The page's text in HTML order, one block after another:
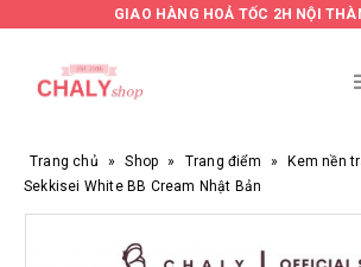
GIAO HÀNG HOẢ TỐC 2H NỘI
Trang chủ » Shop » Trang điểm »
Kem nền
Sekkisei White BB Cream Nhật Bản